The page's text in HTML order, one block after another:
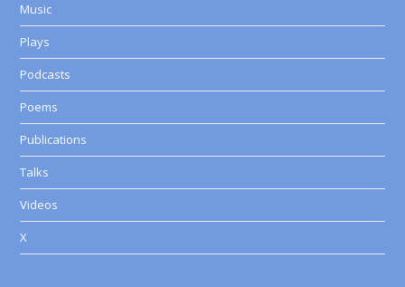
Music
Plays
Podcasts
Poems
Publications
Talks
Videos
X